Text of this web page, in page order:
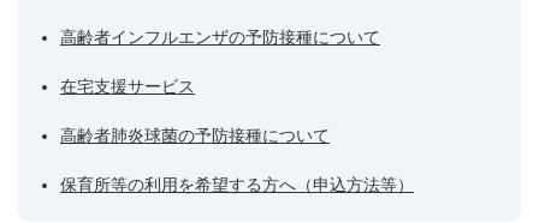
高齢者インフルエンザの予防接種について
在宅支援サービス
高齢者肺炎球菌の予防接種について
保育所等の利用を希望する方へ（申込方法等）